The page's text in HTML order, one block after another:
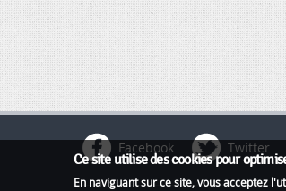
Facebook Twitter
Ce site utilise des cookies pour
En naviguant sur ce site, vous acceptez